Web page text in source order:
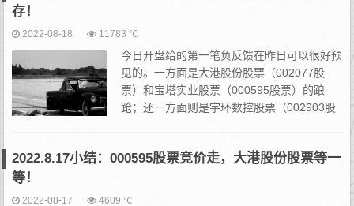
存！
2022-08-18 11783 ℃
今日开盘给的第一笔负反馈在昨日可以很好预
见的。一方面是大港股份股票（002077股
票）和宝塔实业股票（000595股票）的踉
跄；还一方面则是宇环数控股票（002903股
2022.8.17小结：000595股票竞价走，大港股份股票等一
等！
2022-08-17 4609 ℃